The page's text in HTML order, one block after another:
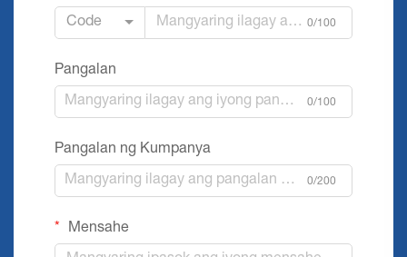
Code 0/100
Pangalan
0/100
Pangalan ng Kumpanya
0/200
Mensahe